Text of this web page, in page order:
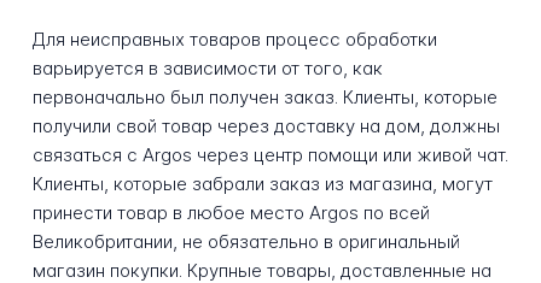
Для неисправных товаров процесс обработки
варьируется в зависимости от того, как
первоначально был получен заказ. Клиенты, которые
получили свой товар через доставку на дом, должны
связаться с Argos через центр помощи или живой чат.
Клиенты, которые забрали заказ из магазина, могут
принести товар в любое место Argos по всей
Великобритании, не обязательно в оригинальный
магазин покупки. Крупные товары, доставленные на